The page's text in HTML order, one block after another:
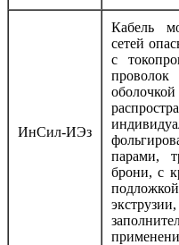
ИнСил-ИЭз
Кабель
сетей
с
парами,
брони, с